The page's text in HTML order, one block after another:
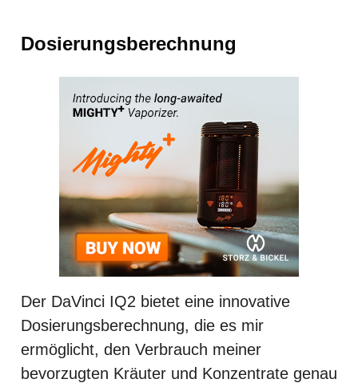
Dosierungsberechnung
Der DaVinci IQ2 bietet eine innovative
Dosierungsberechnung, die es mir
ermöglicht, den Verbrauch meiner
bevorzugten Kräuter und Konzentrate genau